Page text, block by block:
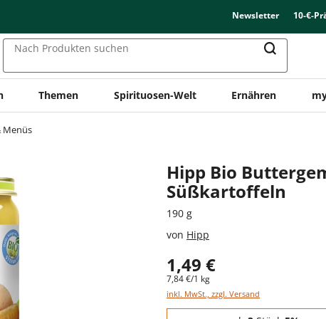
Newsletter 10-€-
Nach Produkten suchen
Themen Spirituosen-Welt Ernähren
Menüs
Hipp Bio
Süßkartoffeln
190 g
von Hipp
1,49 €
7,84 €/1 kg
inkl. MwSt., zzgl. Versand
Staffelpreise - Mengenrabatt